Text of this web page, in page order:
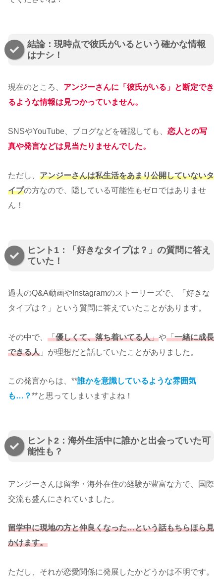
結論：現時点で彼氏がいるという確かな情報
はナシ！
現在のところ、 アンジーさんに「彼氏がいる」と断定でき
るような情報は見つかっていません。
SNSやYouTube、ブログなどを確認しても、 恋人との写
真や発言などは見当たりませんでした。
ただし、 アンジーさんは私生活をあまり公開していないタ
イプの方なので、隠している可能性もゼロではありませ
ん！
ヒント1：「好きなタイプは？」の質問に答え
ていた！
過去のQ&A動画やInstagramのストーリーズで、「好きな
タイプは？」という質問に答えていたことがあります。
その中で、 「優しくて、落ち着いてる人」や「一緒に成長
できる人 」が理想だと話していたことがありました。
この発言からは、**誰かを意識しているような雰囲気
も…？**と思ってしまいますよね！
ヒント2：海外生活中に誰かと出会っていた可
能性も？
アンジーさんは留学・海外在住の経験が豊富な方で、国際
交流も盛んにされていました。
留学中に現地の方と仲良くなった…という話もちらほら見
かけます。
ただし、それが恋愛関係に発展したかどうかは不明です。